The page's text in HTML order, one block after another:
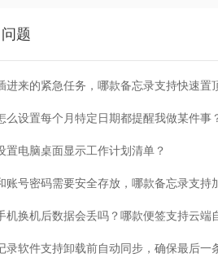
题
么设置每个月特定日期都提醒我做某件事
置电脑桌面显示工作计划清单？